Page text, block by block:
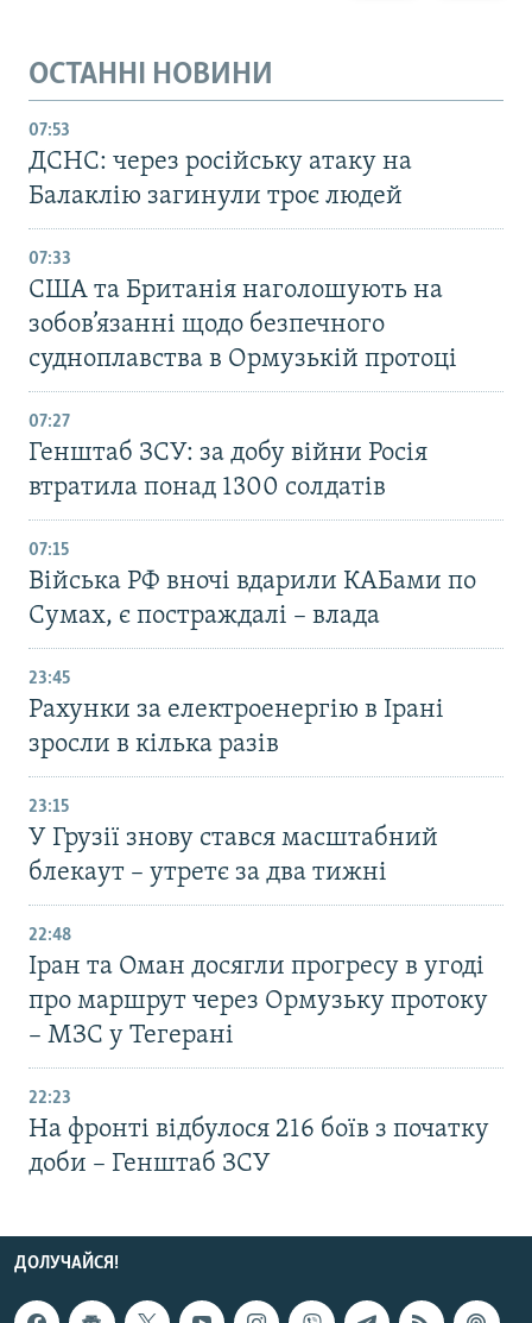
ОСТАННІ НОВИНИ
07:53
ДСНС: через російську атаку на
Балаклію загинули троє людей
07:33
США та Британія наголошують на
зобов’язанні щодо безпечного
судноплавства в Ормузькій протоці
07:27
Генштаб ЗСУ: за добу війни Росія
втратила понад 1300 солдатів
07:15
Війська РФ вночі вдарили КАБами по
Сумах, є постраждалі – влада
23:45
Рахунки за електроенергію в Ірані
зросли в кілька разів
23:15
У Грузії знову стався масштабний
блекаут – утретє за два тижні
22:48
Іран та Оман досягли прогресу в угоді
про маршрут через Ормузьку протоку
– МЗС у Тегерані
22:23
На фронті відбулося 216 боїв з початку
доби – Генштаб ЗСУ
ДОЛУЧАЙСЯ!